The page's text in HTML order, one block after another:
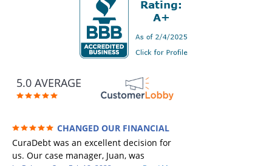
5.0 AVERAGE
CHANGED OUR FINANCIAL
FUTURE (credit 200 Points / 90 K in debt
GONE)
CuraDebt was an excellent decision for
us. Our case manager, Juan, was